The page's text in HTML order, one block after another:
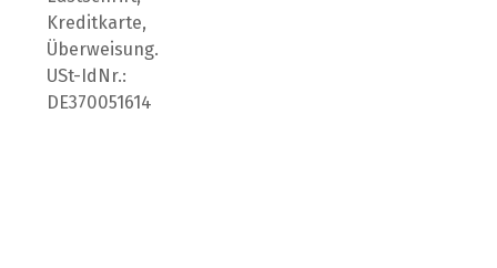
Kreditkarte,
Überweisung.
USt-IdNr.:
DE370051614